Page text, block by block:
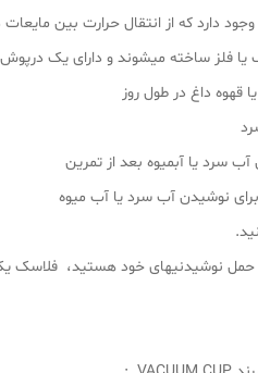
دارد که از انتقال حرارت بین
یا فلز ساخته میشوند و دارای یک
قهوه داغ در طول روز
سرد یا آبمیوه بعد از تمرین
نوشیدن آب سرد یا آب میوه
حمل نوشیدنیهای خود هستید، فلاسک